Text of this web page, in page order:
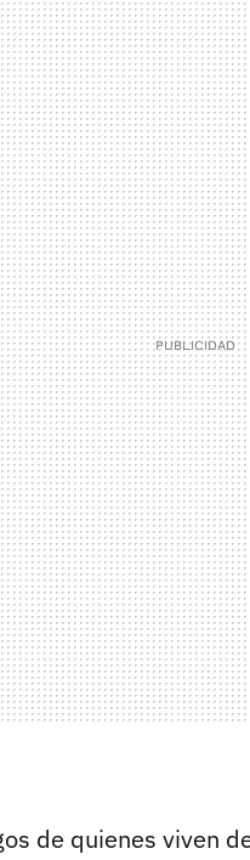
de quienes viven